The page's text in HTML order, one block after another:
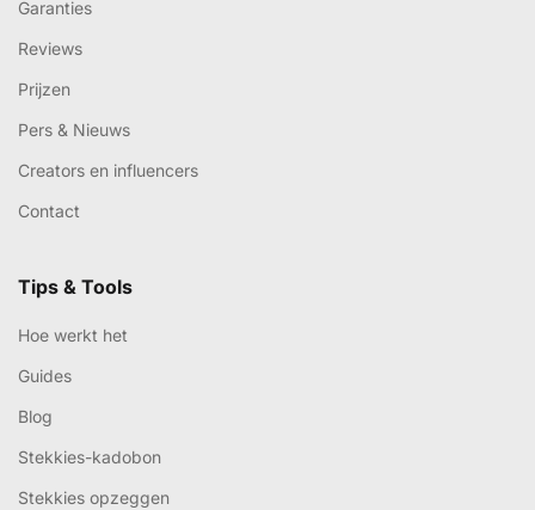
Garanties
Reviews
Prijzen
Pers & Nieuws
Creators en influencers
Contact
Tips & Tools
Hoe werkt het
Guides
Blog
Stekkies-kadobon
Stekkies opzeggen